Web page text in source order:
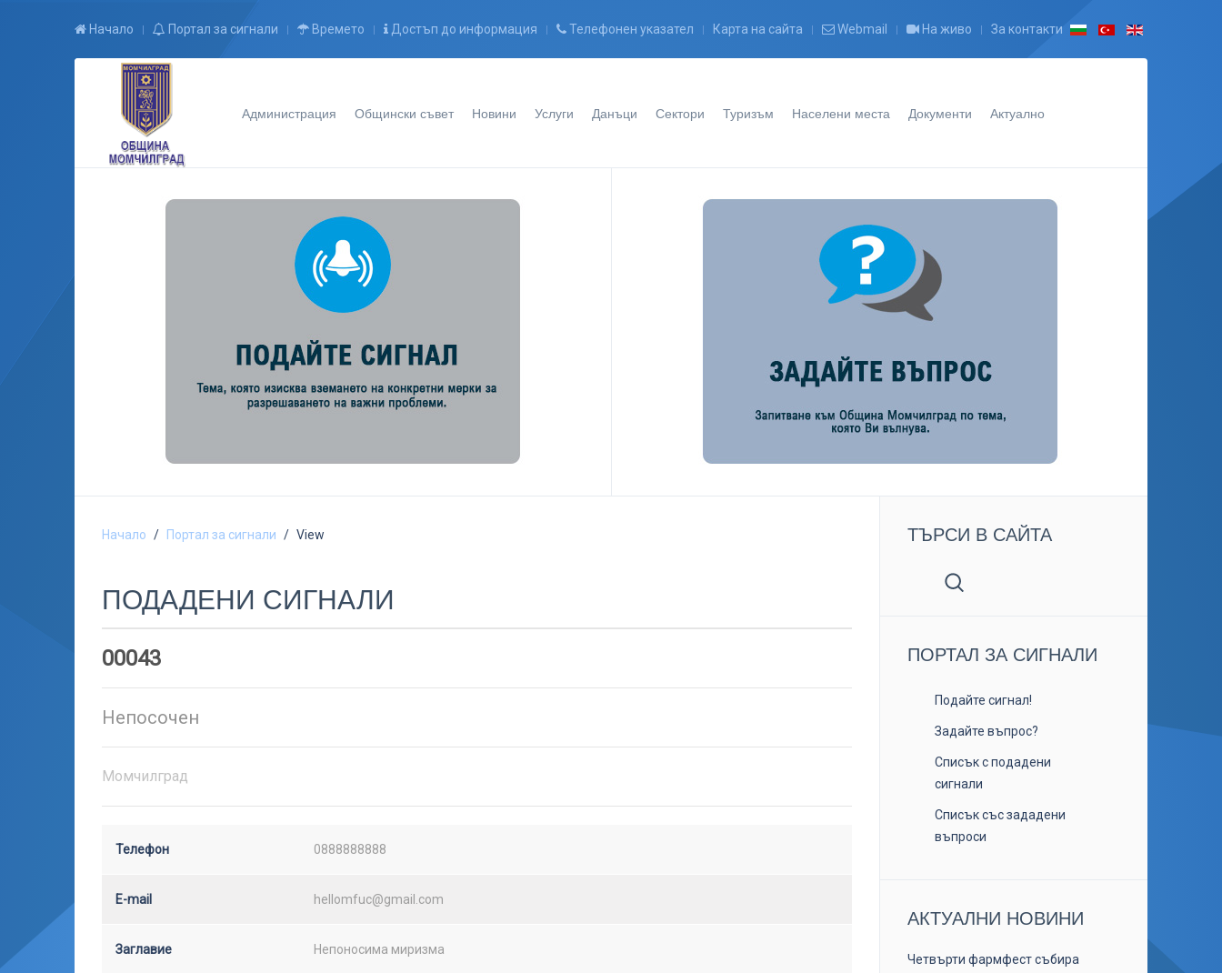
Начало Портал за сигнали Времето Достъп до информация Телефонен указател Карта на сайта Webmail На живо За контакти
Администрация Общински съвет Новини Услуги Данъци Сектори Туризъм Населени места Документи Актуално
Начало Портал за сигнали View
ПОДАДЕНИ СИГНАЛИ
00043
Непосочен
Момчилград
Телефон 0888888888
E-mail hellomfuc@gmail.com
Заглавие Непоносима миризма
ТЪРСИ В САЙТА
ПОРТАЛ ЗА СИГНАЛИ
Подайте сигнал!
Задайте въпрос?
Списък с подадени
сигнали
Списък със зададени
въпроси
АКТУАЛНИ НОВИНИ
Четвърти фармфест събира